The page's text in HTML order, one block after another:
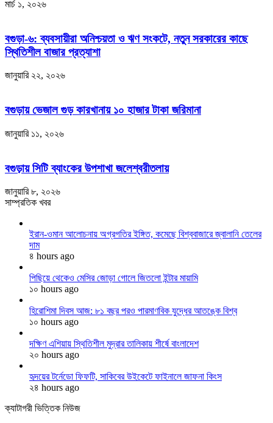
মার্চ ১, ২০২৬
বগুড়া-৬: ব্যবসায়ীরা অনিশ্চয়তা ও ঋণ সংকটে, নতুন সরকারের কাছে
স্থিতিশীল বাজার প্রত্যাশা
জানুয়ারি ২২, ২০২৬
বগুড়ায় ভেজাল গুড় কারখানায় ১০ হাজার টাকা জরিমানা
জানুয়ারি ১১, ২০২৬
বগুড়ায় সিটি ব্যাংকের উপশাখা জলেশ্বরীতলায়
জানুয়ারি ৮, ২০২৬
সাম্প্রতিক খবর
ইরান-ওমান আলোচনায় অগ্রগতির ইঙ্গিত, কমেছে বিশ্ববাজারে জ্বালানি তেলের
দাম
৪ hours ago
পিছিয়ে থেকেও মেসির জোড়া গোলে জিতলো ইন্টার মায়ামি
১০ hours ago
হিরোশিমা দিবস আজ: ৮১ বছর পরও পারমাণবিক যুদ্ধের আতঙ্কে বিশ্ব
১০ hours ago
দক্ষিণ এশিয়ায় স্থিতিশীল মুদ্রার তালিকায় শীর্ষে বাংলাদেশ
২০ hours ago
হৃদয়ের টর্নেডো ফিফটি, সাকিবের উইকেটে ফাইনালে জাফনা কিংস
২৪ hours ago
ক্যাটাগরী ভিত্তিক নিউজ